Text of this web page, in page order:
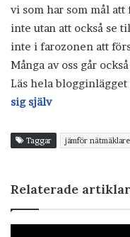
vi som har som mål
inte utan att också se
inte i farozonen att
Många av oss går
Läs hela
sig själv
Taggar jämför nätmäklare
Relaterade artiklar